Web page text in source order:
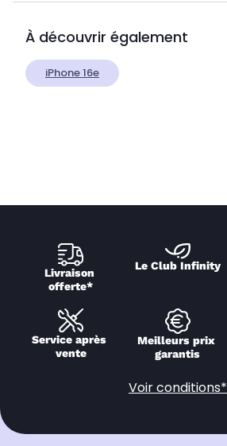
À découvrir également
iPhone 16e
Livraison
offerte*
Le Club Infinity
Service après
vente
Meilleurs prix
garantis
Voir conditions*